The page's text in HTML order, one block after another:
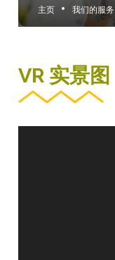
主页 我们的服务
VR 实景图